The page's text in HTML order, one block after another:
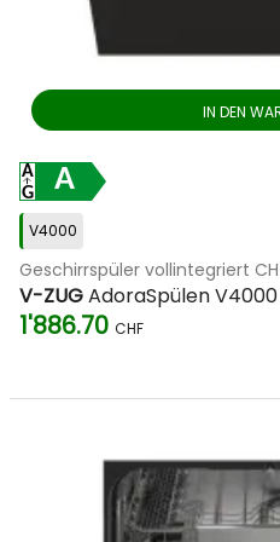
IN DEN
A
V4000
Geschirrspüler vollintegriert
V-ZUGAdoraSpülen V4000
1'886.70 CHF